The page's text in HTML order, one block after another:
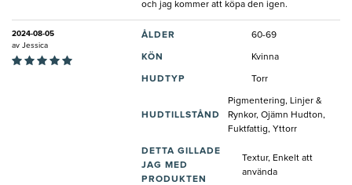
och jag kommer att köpa den igen.
2024-08-05
av Jessica
ÅLDER 60-69
KÖN Kvinna
HUDTYP Torr
HUDTILLSTÅND
Pigmentering, Linjer &
Rynkor, Ojämn Hudton,
Fuktfattig, Yttorr
DETTA GILLADE
JAG MED
PRODUKTEN
Textur, Enkelt att
använda